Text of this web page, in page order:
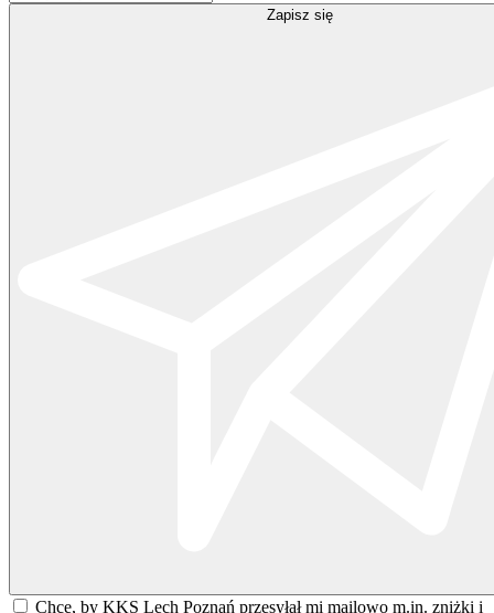
Zapisz się
Chcę, by KKS Lech Poznań przesyłał mi mailowo m.in. zniżki i